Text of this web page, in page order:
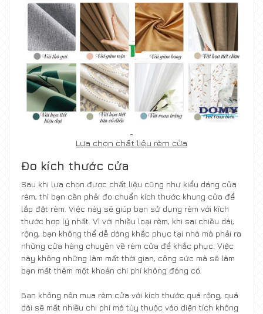
Lựa chọn chất liệu rèm cửa
Đo kích thước cửa
Sau khi lựa chọn được chất liệu cũng như kiểu dáng của
rèm, thì bạn cần phải đo chuẩn kích thước khung cửa để
lắp đặt rèm. Việc này sẽ giúp bạn sử dụng rèm với kích
thước hợp lý nhất. Vì với nhiều loại rèm, khi sai chiều dài,
rộng, bạn không thể dễ dàng khắc phục tại nhà mà phải ra
những cửa hàng chuyên về rèm cửa để khắc phục. Việc
này không những làm mất thời gian, công sức mà sẽ làm
bạn mất thêm một khoản chi phí không đáng có.
Bạn không nên mua rèm cửa với kích thước quá rộng, quá
dài sẽ mất nhiều chi phí mà tùy thuộc vào diện tích không